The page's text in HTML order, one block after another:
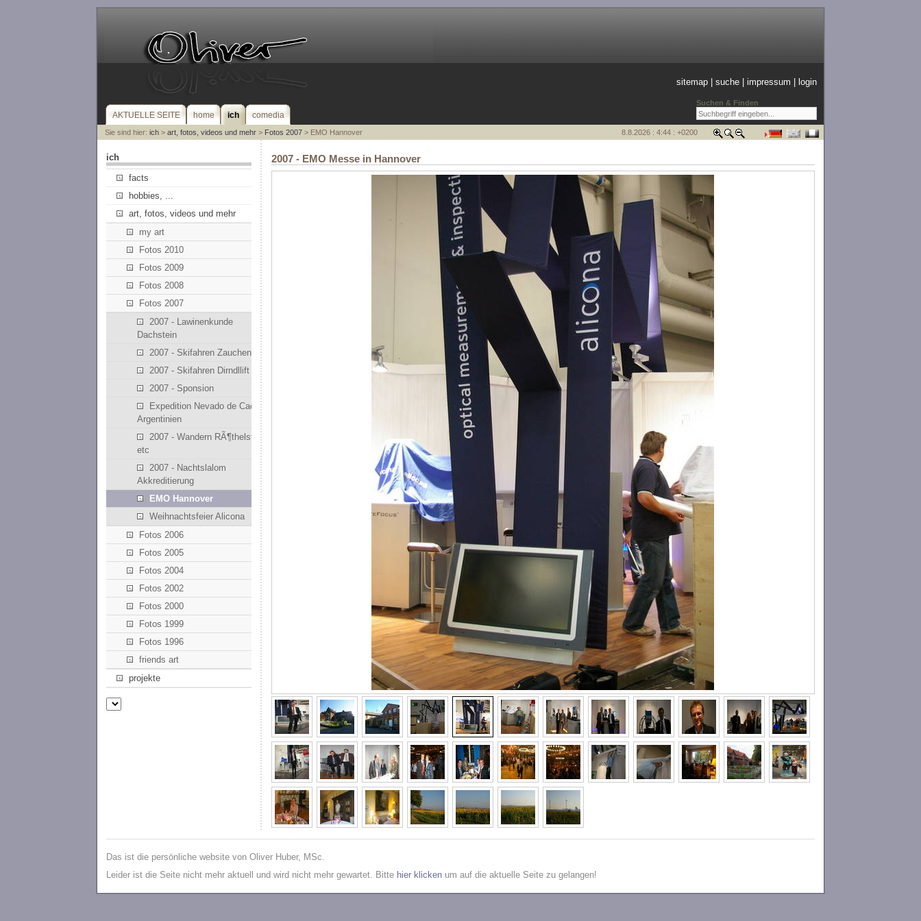
Suchen & Finden
sitemap |suche |impressum login
AKTUELLE SEITE home ich comedia
Sie sind hier: ich> art, fotos, videos und mehr> Fotos 2007> EMO Hannover 8.8.2026 : 4:44 : +0200
ich
facts
hobbies, ...
art, fotos, videos und mehr
my art
Fotos 2010
Fotos 2009
Fotos 2008
Fotos 2007
2007 - Lawinenkunde
Dachstein
2007 - Skifahren Zauchensee
2007 - Skifahren Dirndllift
2007 - Sponsion
Expedition Nevado de Cachi -
Argentinien
2007 - Wandern RÃ¶thelstein
etc
2007 - Nachtslalom
Akkreditierung
EMO Hannover
Weihnachtsfeier Alicona
Fotos 2006
Fotos 2005
Fotos 2004
Fotos 2002
Fotos 2000
Fotos 1999
Fotos 1996
friends art
projekte
2007 - EMO Messe in Hannover
Das ist die persönliche website von Oliver Huber, MSc.
Leider ist die Seite nicht mehr aktuell und wird nicht mehr gewartet. Bitte hier klicken um auf die aktuelle Seite zu gelangen!